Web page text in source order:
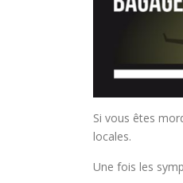
Si vous êtes
locales.
Une fois les